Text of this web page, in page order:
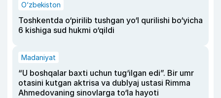
O‘zbekiston
Toshkentda o‘pirilib tushgan yo‘l qurilishi bo‘yicha
6 kishiga sud hukmi o‘qildi
Madaniyat
“U boshqalar baxti uchun tug‘ilgan edi”. Bir umr
otasini kutgan aktrisa va dublyaj ustasi Rimma
Ahmedovaning sinovlarga to‘la hayoti